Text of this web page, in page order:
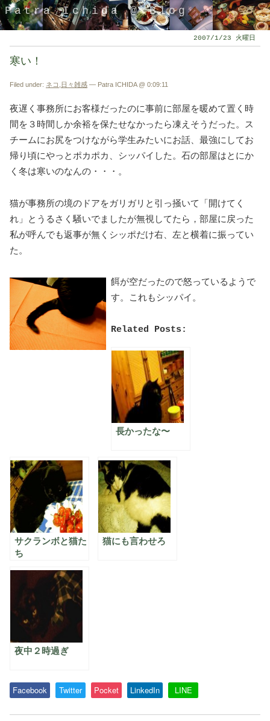
Patra Ichida @ Blog
引退したスタイリストの隠居ブログ
2007/1/23 火曜日
寒い！
Filed under: ネコ 日々雑感 — Patra ICHIDA @ 0:09:11
夜遅く事務所にお客様だったのに事前に部屋を暖めて置く時
間を３時間しか余裕を保たせなかったら凍えそうだった。ス
チームにお尻をつけながら学生みたいにお話、最強にしてお
帰り頃にやっとポカポカ、シッパイした。石の部屋はとにか
く冬は寒いのなんの・・・。
猫が事務所の境のドアをガリガリと引っ掻いて「開けてく
れ」とうるさく騒いでましたが無視してたら，部屋に戻った
私が呼んでも返事が無くシッポだけ右、左と横着に振ってい
た。
餌が空だったので怒っているようで
す。これもシッパイ。
Related Posts:
長かったな〜
サクランボと猫た
ち
猫にも言わせろ
夜中２時過ぎ
Facebook Twitter Pocket LinkedIn LINE